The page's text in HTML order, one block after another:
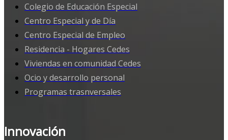
Colegio de Educación Especial
Centro Especial y de Día
Centro Especial de Empleo
Residencia - Hogares Cedes
Viviendas en comunidad Cedes
Ocio y desarrollo personal
Programas trasnversales
Innovación